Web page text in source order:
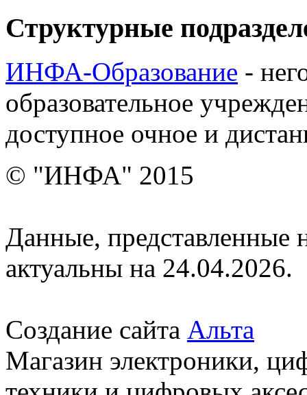
Структурные
ИНФА-Образование -
образовательное
доступное очное и
© "ИНФА" 2015
Данные, представленные
актуальны на 24.04.2026.
Создание сайта Альта
Магазин электроники,